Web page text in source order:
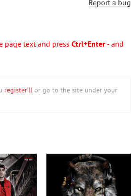
Report a bug
page text and press Ctrl+Enter - and
register'll or go to the site under your